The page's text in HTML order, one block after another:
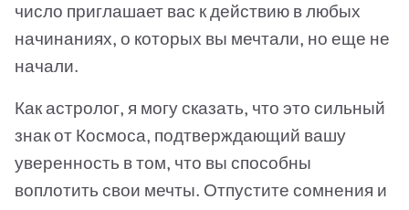
число приглашает вас к действию в любых
начинаниях, о которых вы мечтали, но еще не
начали.
Как астролог, я могу сказать, что это сильный
знак от Космоса, подтверждающий вашу
уверенность в том, что вы способны
воплотить свои мечты. Отпустите сомнения и